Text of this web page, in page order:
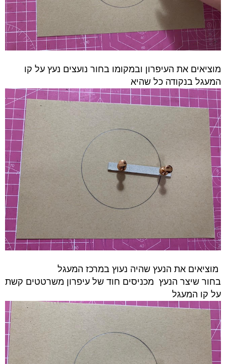
מוציאים את העיפרון ובמקומו בחור נועצים נעץ על קו
המעגל בנקודה כל שהיא
מוציאים את הנעץ שהיה נעוץ במרכז המעגל
בחור שיצר הנעץ מכניסים חוד של עיפרון משרטטים קשת
על קו המעגל